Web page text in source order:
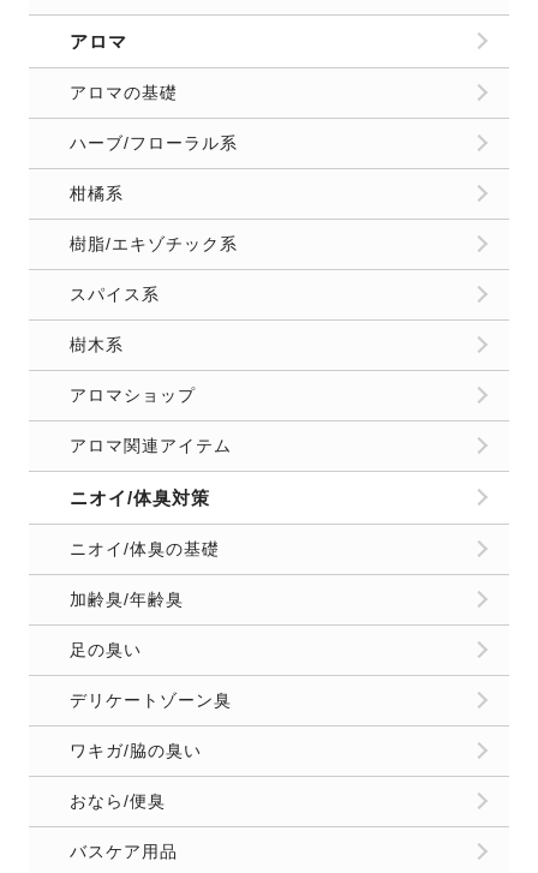
アロマ
アロマの基礎
ハーブ/フローラル系
柑橘系
樹脂/エキゾチック系
スパイス系
樹木系
アロマショップ
アロマ関連アイテム
ニオイ/体臭対策
ニオイ/体臭の基礎
加齢臭/年齢臭
足の臭い
デリケートゾーン臭
ワキガ/脇の臭い
おなら/便臭
バスケア用品